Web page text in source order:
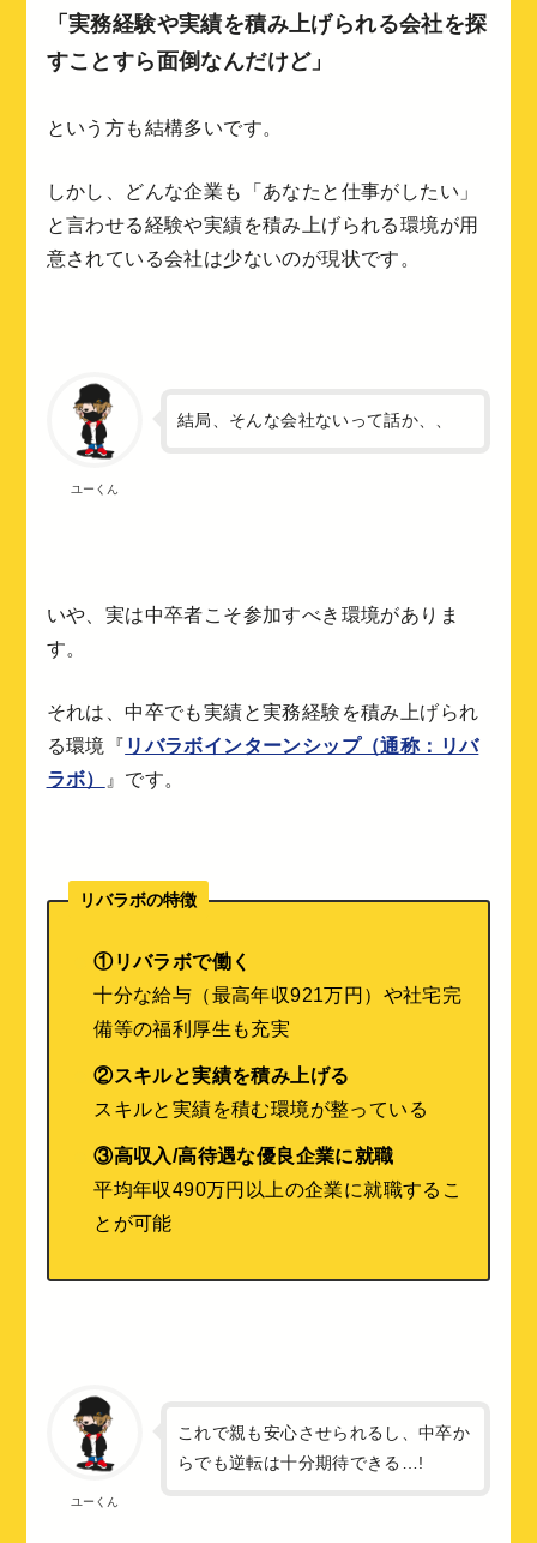
「実務経験や実績を積み上げられる会社を探
すことすら面倒なんだけど」
という方も結構多いです。
しかし、どんな企業も「あなたと仕事がしたい」
と言わせる経験や実績を積み上げられる環境が用
意されている会社は少ないのが現状です。
ユーくん
結局、そんな会社ないって話か、、
いや、実は中卒者こそ参加すべき環境がありま
す。
それは、中卒でも実績と実務経験を積み上げられ
る環境『 リバラボインターンシップ（通称：リバ
ラボ）
』です。
リバラボの特徴
①リバラボで働く
十分な給与（最高年収921万円）や社宅完
備等の福利厚生も充実
②スキルと実績を積み上げる
スキルと実績を積む環境が整っている
③高収入/高待遇な優良企業に就職
平均年収490万円以上の企業に就職するこ
とが可能
ユーくん
これで親も安心させられるし、中卒か
らでも逆転は十分期待できる…!